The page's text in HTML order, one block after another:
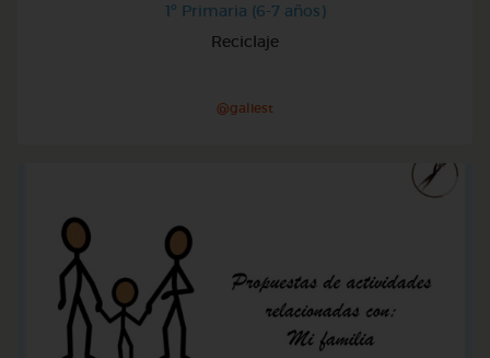
1º Primaria (6-7 años)
Reciclaje
@galiest